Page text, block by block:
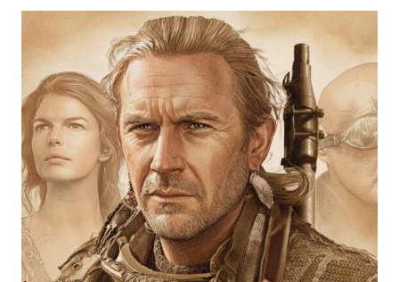
FRAGILNOSTI